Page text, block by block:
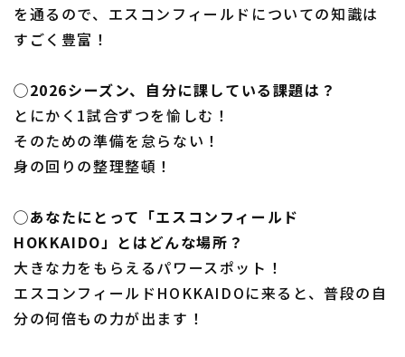
を通るので、エスコンフィールドについての知識は
すごく豊富！
◯2026シーズン、自分に課している課題は？
とにかく1試合ずつを愉しむ！
そのための準備を怠らない！
身の回りの整理整頓！
◯あなたにとって「エスコンフィールド
HOKKAIDO」とはどんな場所？
大きな力をもらえるパワースポット！
エスコンフィールドHOKKAIDOに来ると、普段の自
分の何倍もの力が出ます！